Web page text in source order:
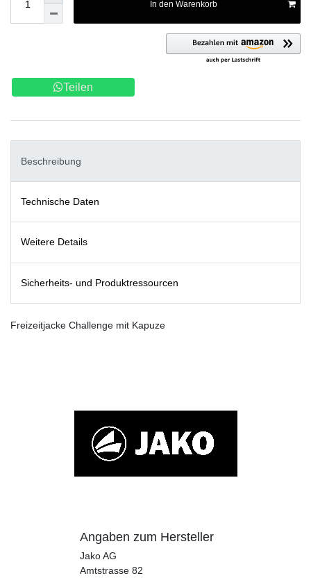
In den Warenkorb
Teilen
Beschreibung
Technische Daten
Weitere Details
Sicherheits- und Produktressourcen
Freizeitjacke Challenge mit Kapuze
Angaben zum Hersteller
Jako AG
Amtstrasse 82